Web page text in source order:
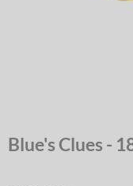
Blue's Clues -